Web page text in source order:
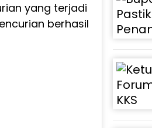
yang terjadi
berhasil